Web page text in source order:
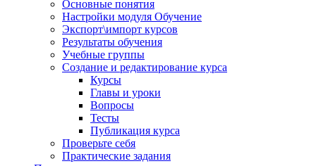
Основные понятия
Настройки модуля Обучение
Экспорт\импорт курсов
Результаты обучения
Учебные группы
Создание и редактирование курса
Курсы
Главы и уроки
Вопросы
Тесты
Публикация курса
Проверьте себя
Практические задания